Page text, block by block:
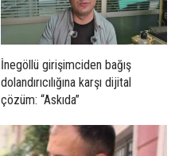
İnegöllü girişimciden bağış
dolandırıcılığına karşı dijital
çözüm: “Askıda”